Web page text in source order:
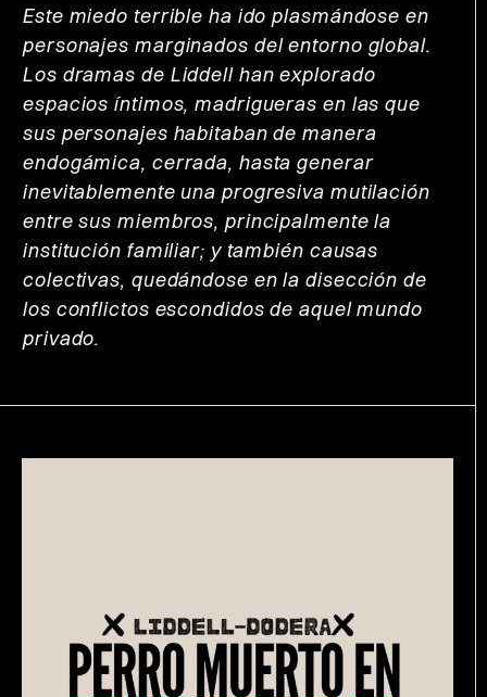
Este miedo terrible ha ido plasmándose en
personajes marginados del entorno global.
Los dramas de Liddell han explorado
espacios íntimos, madrigueras en las que
sus personajes habitaban de manera
endogámica, cerrada, hasta generar
inevitablemente una progresiva mutilación
entre sus miembros, principalmente la
institución familiar; y también causas
colectivas, quedándose en la disección de
los conflictos escondidos de aquel mundo
privado.